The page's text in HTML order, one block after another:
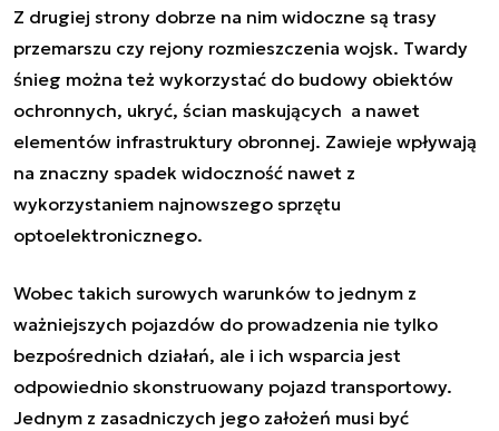
Z drugiej strony dobrze na nim widoczne są trasy
przemarszu czy rejony rozmieszczenia wojsk. Twardy
śnieg można też wykorzystać do budowy obiektów
ochronnych, ukryć, ścian maskujących a nawet
elementów infrastruktury obronnej. Zawieje wpływają
na znaczny spadek widoczność nawet z
wykorzystaniem najnowszego sprzętu
optoelektronicznego.
Wobec takich surowych warunków to jednym z
ważniejszych pojazdów do prowadzenia nie tylko
bezpośrednich działań, ale i ich wsparcia jest
odpowiednio skonstruowany pojazd transportowy.
Jednym z zasadniczych jego założeń musi być